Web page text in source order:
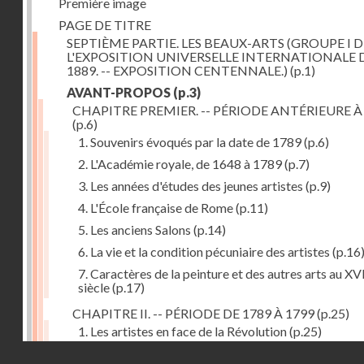
PAGE DE TITRE
SEPTIÈME PARTIE. LES BEAUX-ARTS (GROUPE I
L'EXPOSITION UNIVERSELLE INTERNATIONALE
1889. -- EXPOSITION CENTENNALE.) (p.1)
AVANT-PROPOS (p.3)
CHAPITRE PREMIER. -- PÉRIODE ANTÉRIEURE
(p.6)
1. Souvenirs évoqués par la date de 1789(p.6)
2. L'Académie royale, de 1648 à 1789(p.7)
3. Les années d'études des jeunes artistes (p.9)
4. L'École française de Rome(p.11)
5. Les anciens Salons (p.14)
6. La vie et la condition pécuniaire des artistes (p.16)
7. Caractères de la peinture et des autres arts au
siècle(p.17)
CHAPITRE II. -- PÉRIODE DE 1789 À 1799(p.25)
1. Les artistes en face de la Révolution(p.25)